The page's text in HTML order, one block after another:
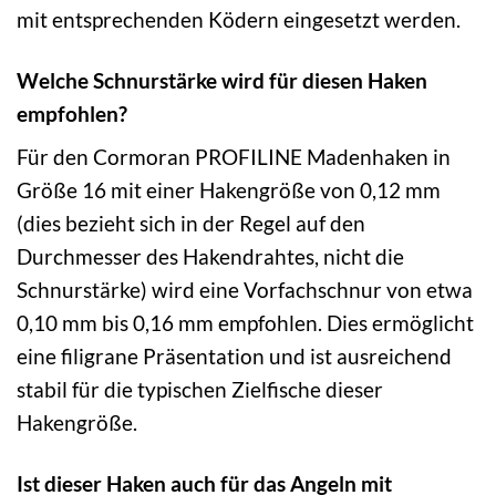
mit entsprechenden Ködern eingesetzt werden.
Welche Schnurstärke wird für diesen Haken
empfohlen?
Für den Cormoran PROFILINE Madenhaken in
Größe 16 mit einer Hakengröße von 0,12 mm
(dies bezieht sich in der Regel auf den
Durchmesser des Hakendrahtes, nicht die
Schnurstärke) wird eine Vorfachschnur von etwa
0,10 mm bis 0,16 mm empfohlen. Dies ermöglicht
eine filigrane Präsentation und ist ausreichend
stabil für die typischen Zielfische dieser
Hakengröße.
Ist dieser Haken auch für das Angeln mit